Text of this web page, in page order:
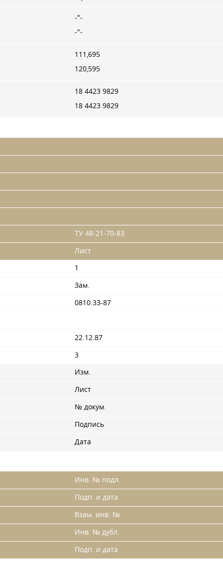
-"-
-"-
111,695
120,595
18 4423 9829
18 4423 9829
ТУ 48-21-70-83
Лист
1
Зам.
0810.33-87
22.12.87
3
Изм.
Лист
№ докум.
Подпись
Дата
Инв. № подл.
Подп. и дата
Взам. инв. №
Инв. № дубл.
Подп. и дата